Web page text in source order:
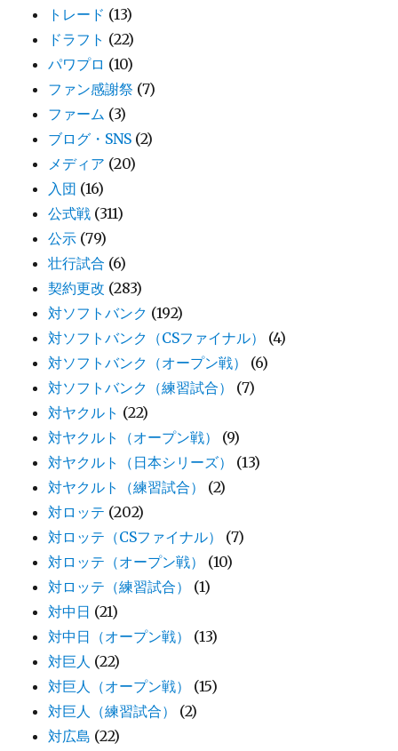
トレード (13)
ドラフト (22)
パワプロ (10)
ファン感謝祭 (7)
ファーム (3)
ブログ・SNS (2)
メディア (20)
入団 (16)
公式戦 (311)
公示 (79)
壮行試合 (6)
契約更改 (283)
対ソフトバンク (192)
対ソフトバンク（CSファイナル）
(4)
対ソフトバンク（オープン戦）
(6)
対ソフトバンク（練習試合）
(7)
対ヤクルト (22)
対ヤクルト（オープン戦）
(9)
対ヤクルト（日本シリーズ）
(13)
対ヤクルト（練習試合）
(2)
対ロッテ (202)
対ロッテ（CSファイナル）
(7)
対ロッテ（オープン戦）
(10)
対ロッテ（練習試合）
(1)
対中日 (21)
対中日（オープン戦）
(13)
対巨人 (22)
対巨人（オープン戦）
(15)
対巨人（練習試合）
(2)
対広島 (22)